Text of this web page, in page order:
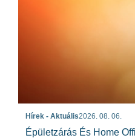
Hírek - Aktuális2026. 08. 06.
Épületzárás És Home